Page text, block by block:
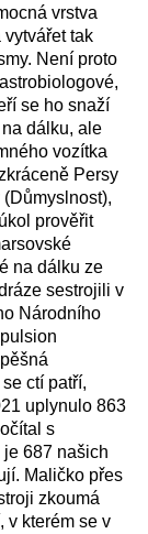
vrstva
tak
Není proto
se ho snaží
dálku, ale
vozítka
Persy
(Důmyslnost),
prověřit
na dálku ze
sestrojili v
Národního
ctí patří,
uplynulo 863
s
687 našich
Maličko přes
zkoumá
v kterém se v